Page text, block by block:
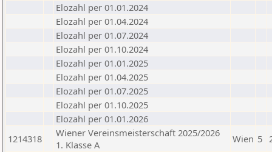
Elozahl per 01.01.2024
Elozahl per 01.04.2024
Elozahl per 01.07.2024
Elozahl per 01.10.2024
Elozahl per 01.01.2025
Elozahl per 01.04.2025
Elozahl per 01.07.2025
Elozahl per 01.10.2025
Elozahl per 01.01.2026
1214318
Wiener Vereinsmeisterschaft 2025/2026
1. Klasse A
Wien 5